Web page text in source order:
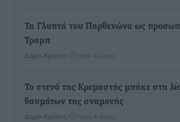
Τα Γλυπτά του Παρθενώνα ως
Τραμπ
Δημο-Κρίσεις πριν 4 ώρες
Το στενό της Κρεμαστής μπήκε στη
θαυμάτων της αναμονής
Δημο-Κρίσεις πριν 4 ώρες